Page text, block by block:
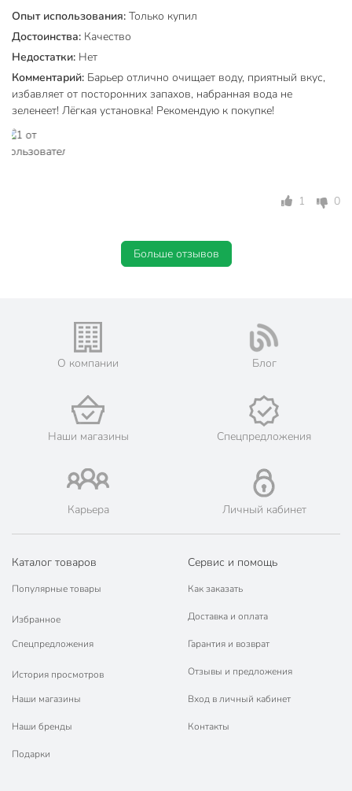
Эффект очистки
очистка
полипропилен
засыпка
Артикул производителя
Габариты упаковки
23 x 8 x 34 см
Опыт использования: Только купил
Достоинства: Качество
Недостатки: Нет
Комментарий: Барьер отлично очищает воду, приятный вкус,
избавляет от посторонних запахов, набранная вода не
зеленеет! Лёгкая установка! Рекомендую к покупке!
1 0
Больше отзывов
О компании Блог
Наши магазины Спецпредложения
Карьера Личный кабинет
Каталог товаров
Популярные товары
Избранное
Спецпредложения
История просмотров
Наши магазины
Наши бренды
Подарки
Сервис и помощь
Как заказать
Доставка и оплата
Гарантия и возврат
Отзывы и предложения
Вход в личный кабинет
Контакты